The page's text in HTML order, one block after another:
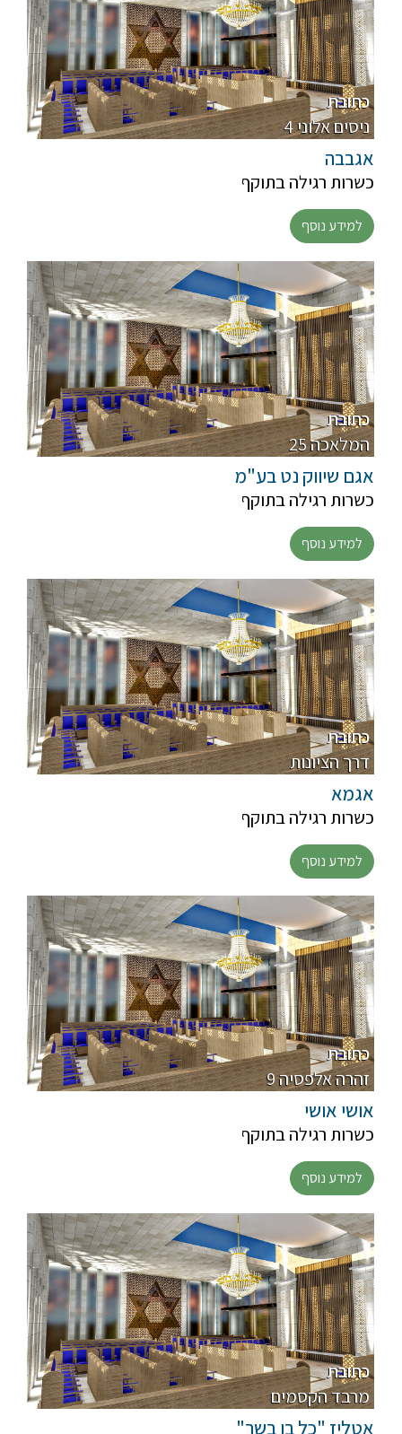
כתובת
4 ניסים אלוני
אגבבה
כשרות רגילה בתוקף
למידע נוסף
כתובת
25 המלאכה
אגם שיווק נט בע"מ
כשרות רגילה בתוקף
למידע נוסף
כתובת
דרך הציונות
אגמא
כשרות רגילה בתוקף
למידע נוסף
כתובת
9 זהרה אלפסיה
אושי אושי
כשרות רגילה בתוקף
למידע נוסף
כתובת
מרבד הקסמים
אטליז "כל בו בשר"